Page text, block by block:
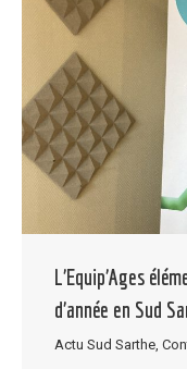
L’Equip’Ages
d’année en Sud
Actu Sud Sarthe